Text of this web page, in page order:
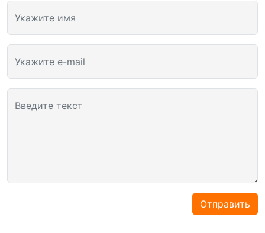
Укажите имя
Укажите e-mail
Введите текст
Отправить